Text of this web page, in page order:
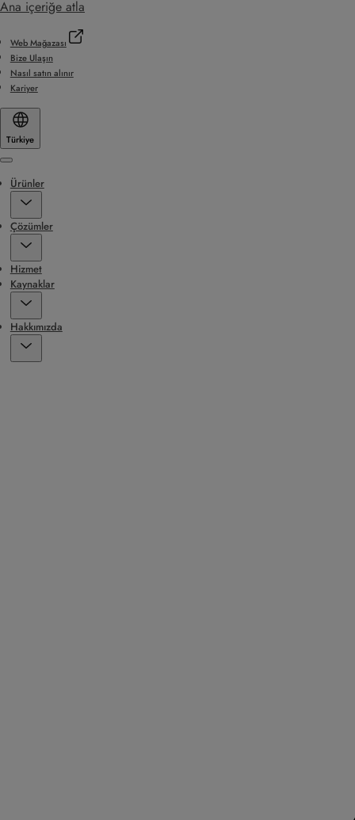
Ana içeriğe atla
Web Mağazası
Bize Ulaşın
Nasıl satın alınır
Kariyer
Türkiye
Menu
Ürünler
Çözümler
Hizmet
Kaynaklar
Hakkımızda